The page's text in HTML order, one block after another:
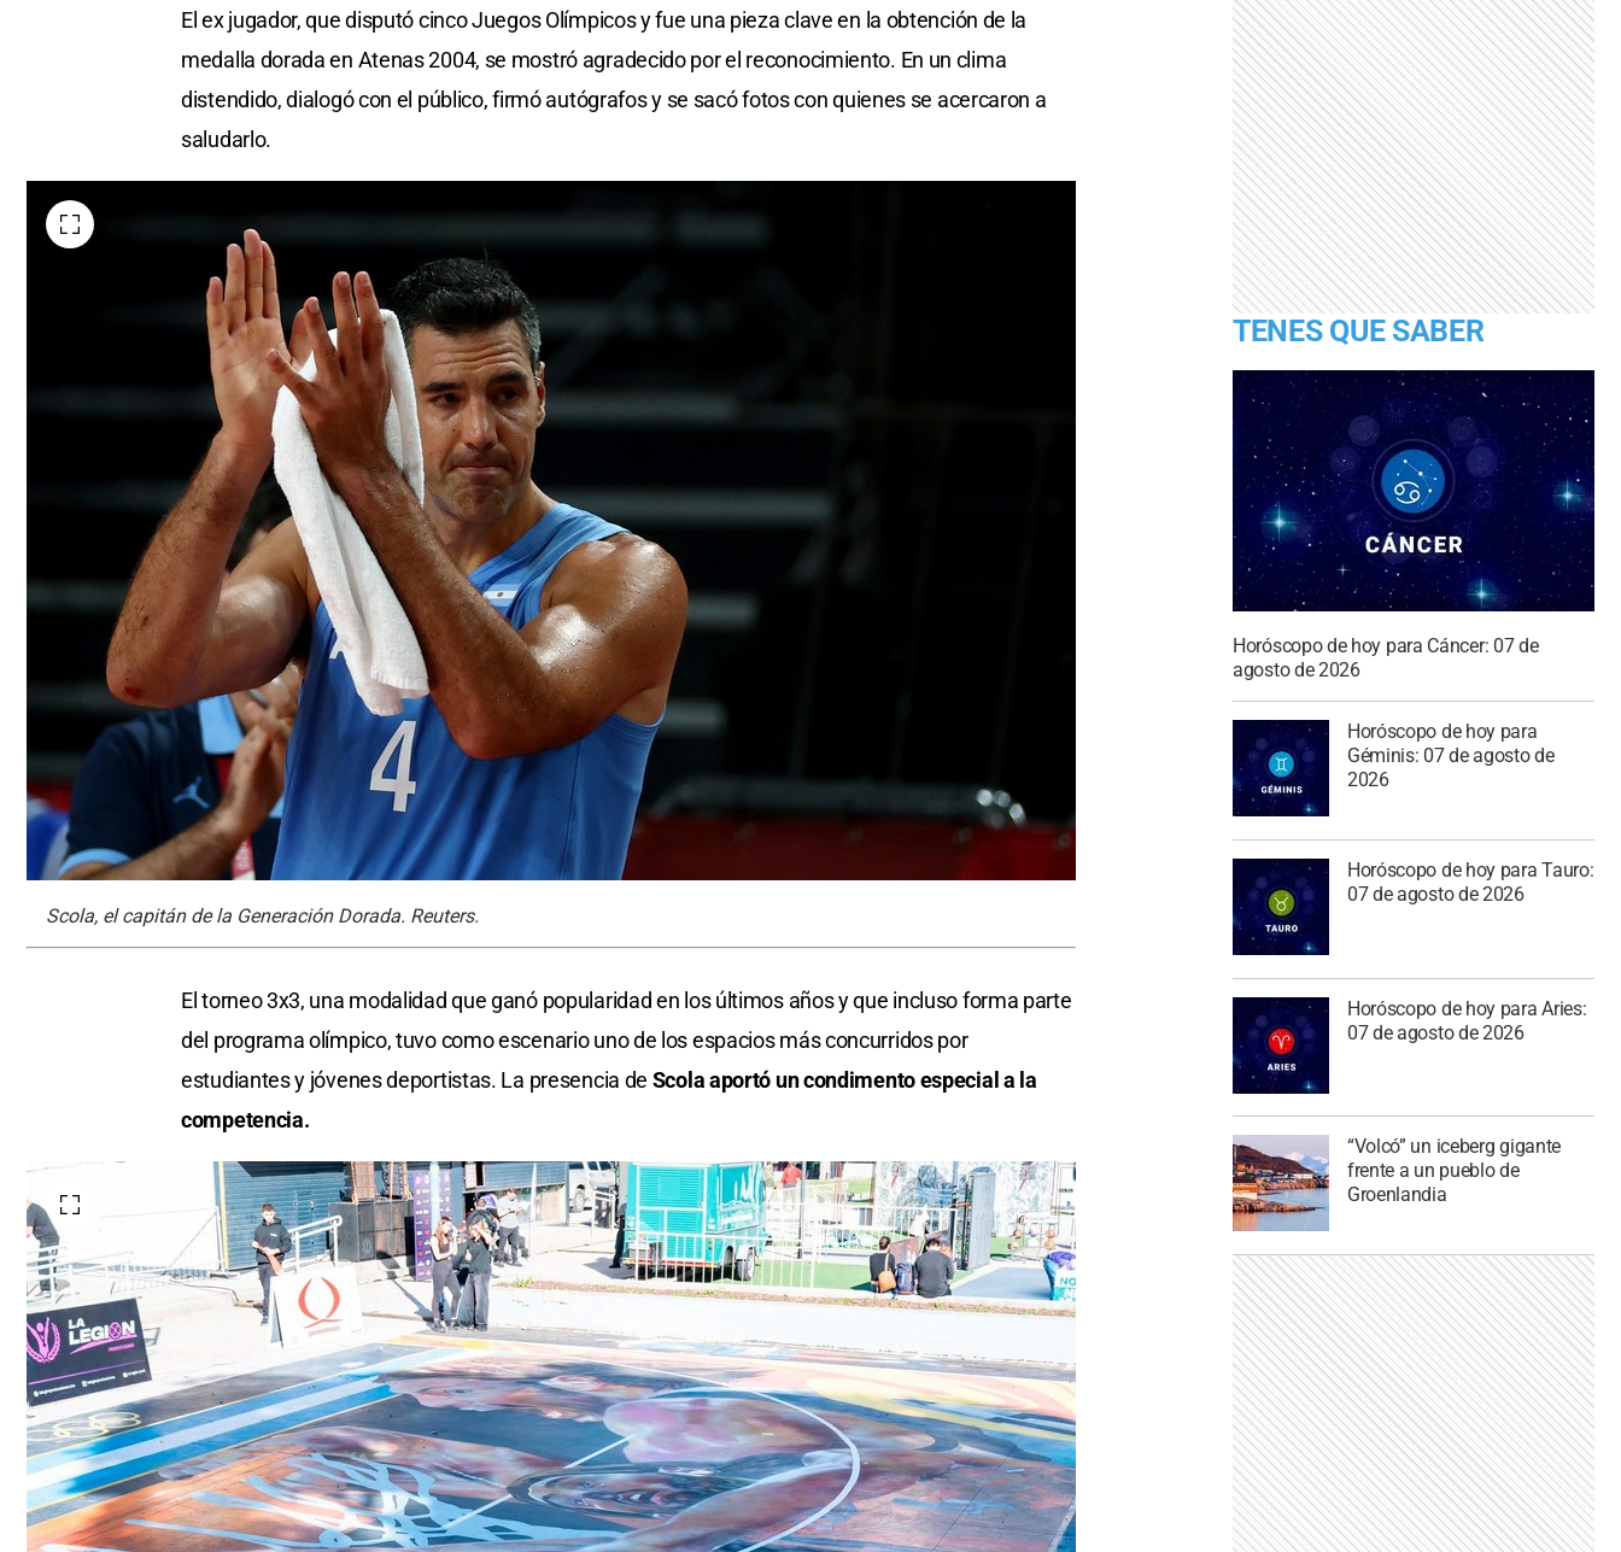
El ex jugador, que disputó cinco Juegos Olímpicos y fue una pieza clave en la obtención de la
medalla dorada en Atenas 2004, se mostró agradecido por el reconocimiento. En un clima
distendido, dialogó con el público, firmó autógrafos y se sacó fotos con quienes se acercaron a
saludarlo.
Scola, el capitán de la Generación Dorada. Reuters.
El torneo 3x3, una modalidad que ganó popularidad en los últimos años y que incluso forma parte
del programa olímpico, tuvo como escenario uno de los espacios más concurridos por
estudiantes y jóvenes deportistas. La presencia de Scola aportó un condimento especial a la
competencia.
TENES QUE SABER
Horóscopo de hoy para Cáncer: 07 de
agosto de 2026
Horóscopo de hoy para
Géminis: 07 de agosto de
2026
Horóscopo de hoy para Tauro:
07 de agosto de 2026
Horóscopo de hoy para Aries:
07 de agosto de 2026
“Volcó” un iceberg gigante
frente a un pueblo de
Groenlandia